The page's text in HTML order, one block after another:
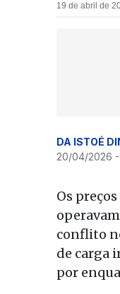
19 de abril de
DA ISTOÉ
20/04/2026 -
Os
conflito
de carga
por